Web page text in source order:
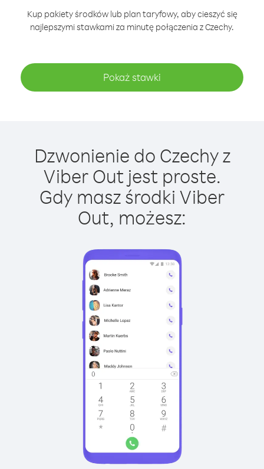
Kup pakiety środków lub plan taryfowy, aby cieszyć się
najlepszymi stawkami za minutę połączenia z Czechy.
Pokaż stawki
Dzwonienie do Czechy z
Viber Out jest proste.
Gdy masz środki Viber
Out, możesz: